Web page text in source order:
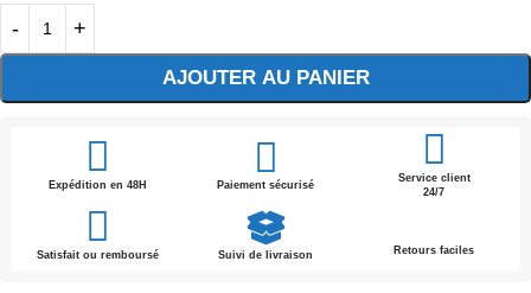
AJOUTER AU PANIER
Expédition en 48H Paiement sécurisé
Service client
24/7
Satisfait ou remboursé Suivi de livraison Retours faciles